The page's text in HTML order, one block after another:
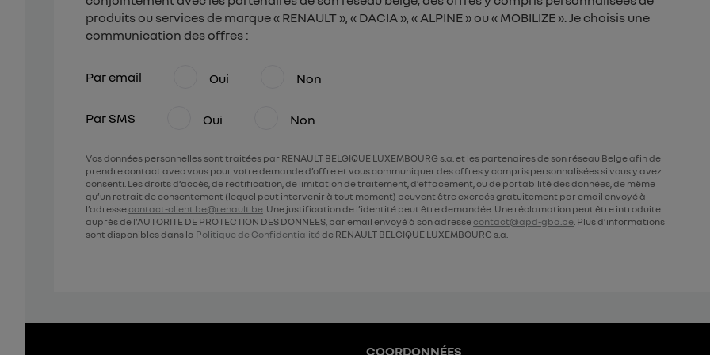
produits ou services de marque « RENAULT », « DACIA », « ALPINE » ou « MOBILIZE ». Je choisis une
communication des offres :
Par email Oui Non
Par SMS Oui Non
Vos données personnelles sont traitées par RENAULT BELGIQUE LUXEMBOURG s.a. et les partenaires de son réseau Belge afin de
prendre contact avec vous pour votre demande d’offre et vous communiquer des offres y compris personnalisées si vous y avez
consenti. Les droits d’accès, de rectification, de limitation de traitement, d’effacement, ou de portabilité des données, de même
qu’un retrait de consentement (lequel peut intervenir à tout moment) peuvent être exercés gratuitement par email envoyé à
l’adresse contact-client.be@renault.be. Une justification de l’identité peut être demandée. Une réclamation peut être introduite
auprès de l’AUTORITE DE PROTECTION DES DONNEES, par email envoyé à son adresse contact@apd-gba.be. Plus d’informations
sont disponibles dans la Politique de Confidentialitéde RENAULT BELGIQUE LUXEMBOURG s.a.
COORDONNÉES